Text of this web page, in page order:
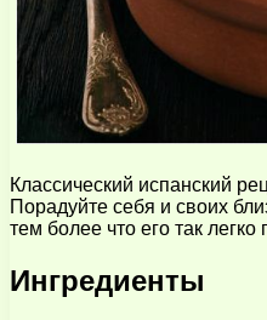
Классический испанский
Порадуйте себя и своих
тем более что его так легко
Ингредиенты